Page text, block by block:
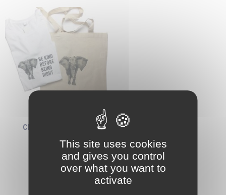
CLEARPRINT MATTE
This site uses cookies
and gives you control
over what you want to
activate